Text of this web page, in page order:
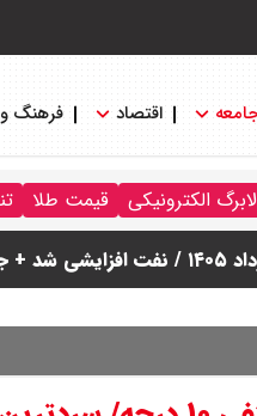
اقتصاد فرهنگ
الکترونیکی قیمت طلا
+ جدول